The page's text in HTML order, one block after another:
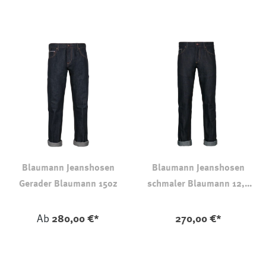
Blaumann Jeanshosen
Gerader Blaumann 15oz
Ab 280,00 €*
Blaumann Jeanshosen
schmaler Blaumann 12,5
270,00 €*